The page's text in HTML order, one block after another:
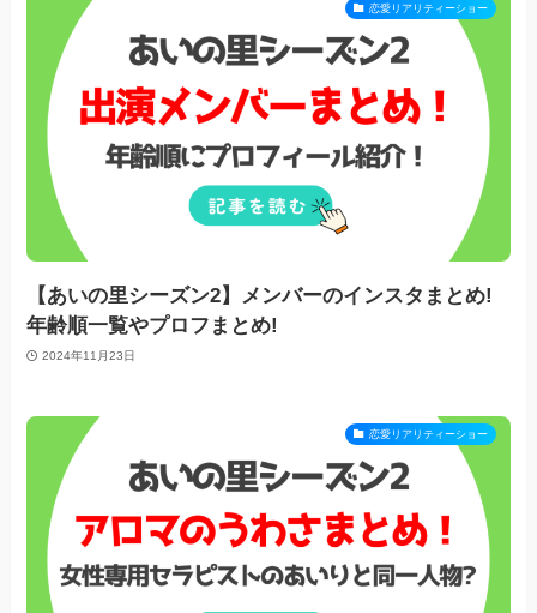
恋愛リアリティーショー
【あいの里シーズン2】メンバーのインスタまとめ!
年齢順一覧やプロフまとめ!
2024年11月23日
恋愛リアリティーショー